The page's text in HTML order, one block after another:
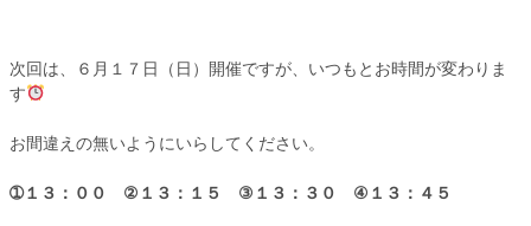
次回は、６月１７日（日）開催ですが、いつもとお時間が変わりま
す
お間違えの無いようにいらしてください。
➀１３：００ ②１３：１５ ③１３：３０ ④１３：４５